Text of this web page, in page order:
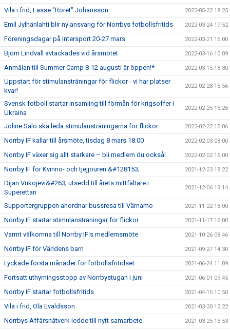
Vila i frid, Lasse "Röret" Johansson 2022-05-22 18:25
Emil Jylhänlahti blir ny ansvarig för Norrbys fotbollsfritids 2022-03-24 17:52
Föreningsdagar på Intersport 20-27 mars 2022-03-21 16:00
Björn Lindvall avtackades vid årsmötet 2022-03-16 10:09
Anmälan till Summer Camp 8-12 augusti är öppen!* 2022-03-15 18:30
Uppstart för stimulansträningar för flickor - vi har platser
kvar!
2022-02-28 15:56
Svensk fotboll startar insamling till förmån för krigsoffer i
Ukraina
2022-02-25 15:26
Joline Salo ska leda stimulansträningarna för flickor 2022-02-22 15:06
Norrby IF kallar till årsmöte, tisdag 8 mars 18:00 2022-02-03 08:00
Norrby IF växer sig allt starkare – bli medlem du också! 2022-02-02 16:00
Norrby IF för Kvinno- och tjejjouren &#128153; 2021-12-23 18:22
Dijan Vukojevi&#263; utsedd till årets mittfältare i
Superettan
2021-12-06 19:14
Supportergruppen anordnar bussresa till Värnamo 2021-11-22 18:00
Norrby IF startar stimulansträningar för flickor 2021-11-17 16:00
Varmt välkomna till Norrby IF:s medlemsmöte 2021-10-26 08:46
Norrby IF för Världens barn 2021-09-27 14:30
Lyckade första månader för fotbollsfritidset 2021-06-24 11:09
Fortsatt uthyrningsstopp av Norrbystugan i juni 2021-06-01 09:45
Norrby IF startar fotbollsfritids 2021-04-15 10:50
Vila i frid, Ola Evaldsson 2021-03-30 12:22
Norrbys Affärsnätverk ledde till nytt samarbete 2021-03-25 13:53